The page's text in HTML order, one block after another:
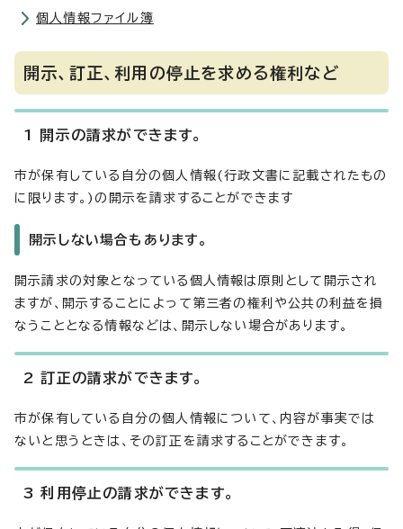
個人情報ファイル簿
開示、訂正、利用の停止を求める権利など
1 開示の請求ができます。
市が保有している自分の個人情報(行政文書に記載されたもの
に限ります。)の開示を請求することができます
開示しない場合もあります。
開示請求の対象となっている個人情報は原則として開示され
ますが、開示することによって第三者の権利や公共の利益を損
なうこととなる情報などは、開示しない場合があります。
2 訂正の請求ができます。
市が保有している自分の個人情報について、内容が事実では
ないと思うときは、その訂正を請求することができます。
3 利用停止の請求ができます。